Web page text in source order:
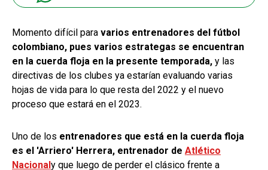
Momento difícil para varios entrenadores del fútbol
colombiano, pues varios estrategas se encuentran
en la cuerda floja en la presente temporada, y las
directivas de los clubes ya estarían evaluando varias
hojas de vida para lo que resta del 2022 y el nuevo
proceso que estará en el 2023.
Uno de los entrenadores que está en la cuerda floja
es el 'Arriero' Herrera, entrenador de Atlético
Nacionaly que luego de perder el clásico frente a